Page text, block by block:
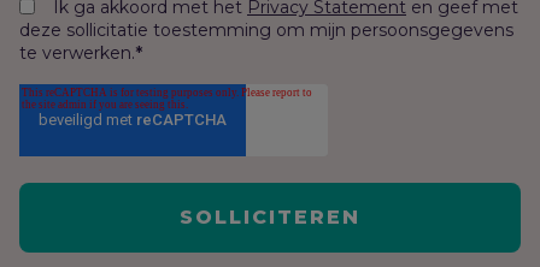
Ik ga akkoord met het Privacy Statement en geef met
deze sollicitatie toestemming om mijn persoonsgegevens
te verwerken.*